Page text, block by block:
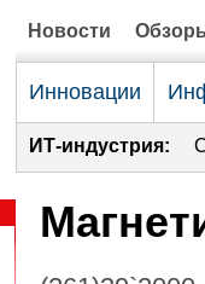
Новости
Инновации
ИТ-индустрия: